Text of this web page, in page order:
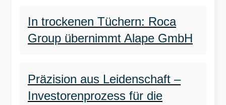
In trockenen Tüchern: Roca
Group übernimmt Alape GmbH
Präzision aus Leidenschaft –
Investorenprozess für die